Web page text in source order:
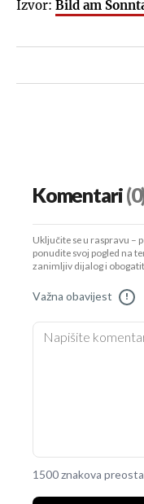
Izvor: Bild am
Komentari
Uključite se u raspravu –
ponudite svoj pogled na
zanimljiv dijalog i
Važna obavijest !
1500 znakova